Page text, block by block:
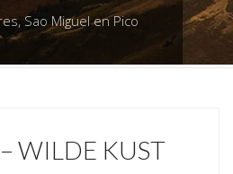
Sao Miguel en Pico
WILDE KUST